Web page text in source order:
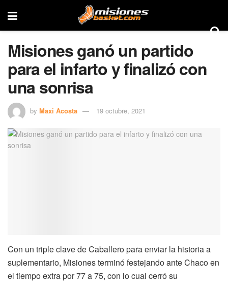
Misiones ganó un partido
para el infarto y finalizó con
una sonrisa
by Maxi Acosta 19 octubre, 2021
Con un triple clave de Caballero para enviar la historia a
suplementario, Misiones terminó festejando ante Chaco en
el tiempo extra por 77 a 75, con lo cual cerró su